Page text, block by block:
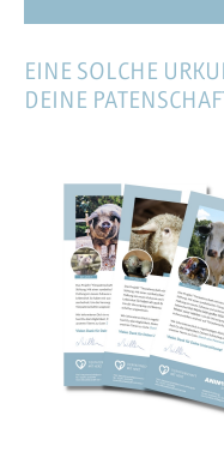
EINE SOLCHE
DEINE